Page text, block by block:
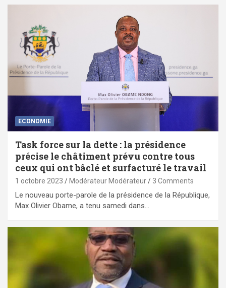
ECONOMIE
Task force sur la dette : la présidence
précise le châtiment prévu contre tous
ceux qui ont bâclé et surfacturé le travail
1 octobre 2023 Modérateur Modérateur 3 Comments
Le nouveau porte-parole de la présidence de la République,
Max Olivier Obame, a tenu samedi dans…